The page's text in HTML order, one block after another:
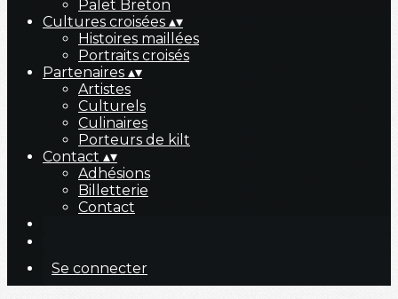
Palet Breton
Cultures croisées ▴▾
Histoires maillées
Portraits croisés
Partenaires ▴▾
Artistes
Culturels
Culinaires
Porteurs de kilt
Contact ▴▾
Adhésions
Billetterie
Contact
Se connecter